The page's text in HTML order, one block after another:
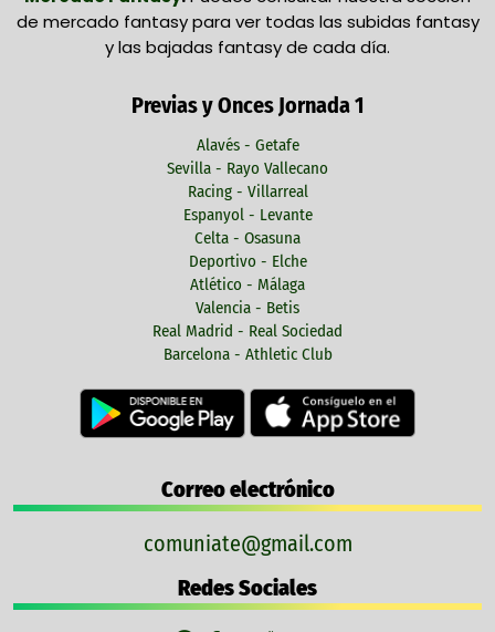
de mercado fantasy para ver todas las subidas fantasy
y las bajadas fantasy de cada día.
Previas y Onces Jornada 1
Alavés - Getafe
Sevilla - Rayo Vallecano
Racing - Villarreal
Espanyol - Levante
Celta - Osasuna
Deportivo - Elche
Atlético - Málaga
Valencia - Betis
Real Madrid - Real Sociedad
Barcelona - Athletic Club
Correo electrónico
comuniate@gmail.com
Redes Sociales